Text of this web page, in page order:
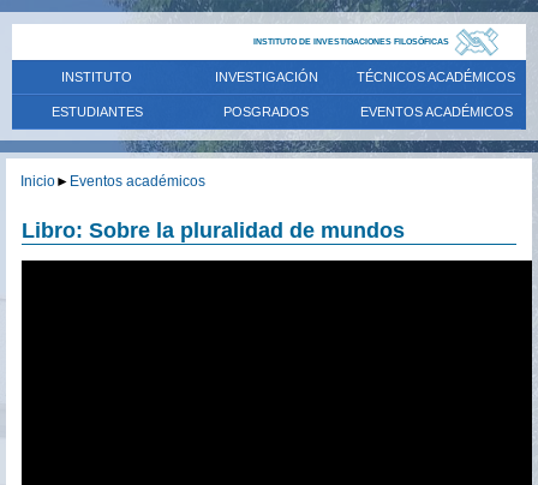
INSTITUTO DE INVESTIGACIONES FILOSÓFICAS
INSTITUTO INVESTIGACIÓN TÉCNICOS ACADÉMICOS
ESTUDIANTES POSGRADOS EVENTOS ACADÉMICOS
Inicio► Eventos académicos
Libro: Sobre la pluralidad de mundos